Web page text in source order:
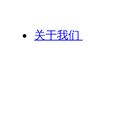
关于我们